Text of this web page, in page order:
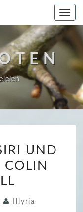
UND
COLIN
Illyria